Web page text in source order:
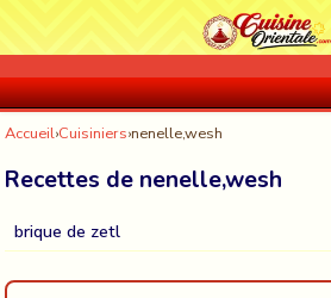
Accueil›Cuisiniers›nenelle,wesh
Recettes de nenelle,wesh
brique de zetl